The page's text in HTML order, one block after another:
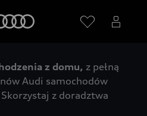
Audi
z domu, z pełną
Audi samochodów
z doradztwa